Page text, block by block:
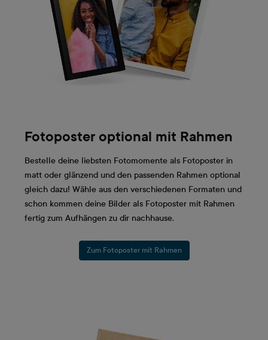
Fotoposter optional mit Rahmen
Bestelle deine liebsten Fotomomente als Fotoposter in
matt oder glänzend und den passenden Rahmen optional
gleich dazu! Wähle aus den verschiedenen Formaten und
schon kommen deine Bilder als Fotoposter mit Rahmen
fertig zum Aufhängen zu dir nachhause.
Zum Fotoposter mit Rahmen